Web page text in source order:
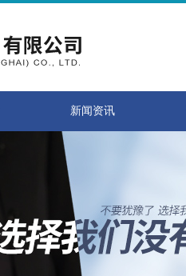
新闻资讯